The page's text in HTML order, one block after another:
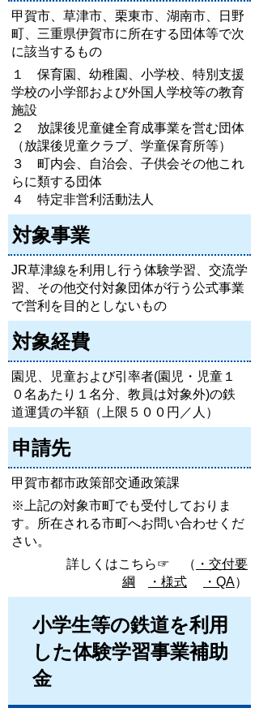
甲賀市、草津市、栗東市、湖南市、日野
町、三重県伊賀市に所在する団体等で次
に該当するもの
１ 保育園、幼稚園、小学校、特別支援
学校の小学部および外国人学校等の教育
施設
２ 放課後児童健全育成事業を営む団体
（放課後児童クラブ、学童保育所等）
３ 町内会、自治会、子供会その他これ
らに類する団体
４ 特定非営利活動法人
対象事業
JR草津線を利用し行う体験学習、交流学
習、その他交付対象団体が行う公式事業
で営利を目的としないもの
対象経費
園児、児童および引率者(園児・児童１
０名あたり１名分、教員は対象外)の鉄
道運賃の半額（上限５００円／人）
申請先
甲賀市都市政策部交通政策課
※上記の対象市町でも受付しておりま
す。所在される市町へお問い合わせくだ
さい。
詳しくはこちら☞ （ ・交付要
綱
・様式 ・QA）
小学生等の鉄道を利用
した体験学習事業補助
金